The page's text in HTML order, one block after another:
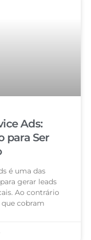
Ads:
para Ser
é uma das
gerar leads
Ao contrário
cobram